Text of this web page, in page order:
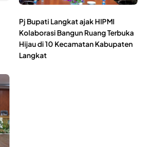
Pj Bupati Langkat ajak HIPMI
Kolaborasi Bangun Ruang Terbuka
Hijau di 10 Kecamatan Kabupaten
Langkat